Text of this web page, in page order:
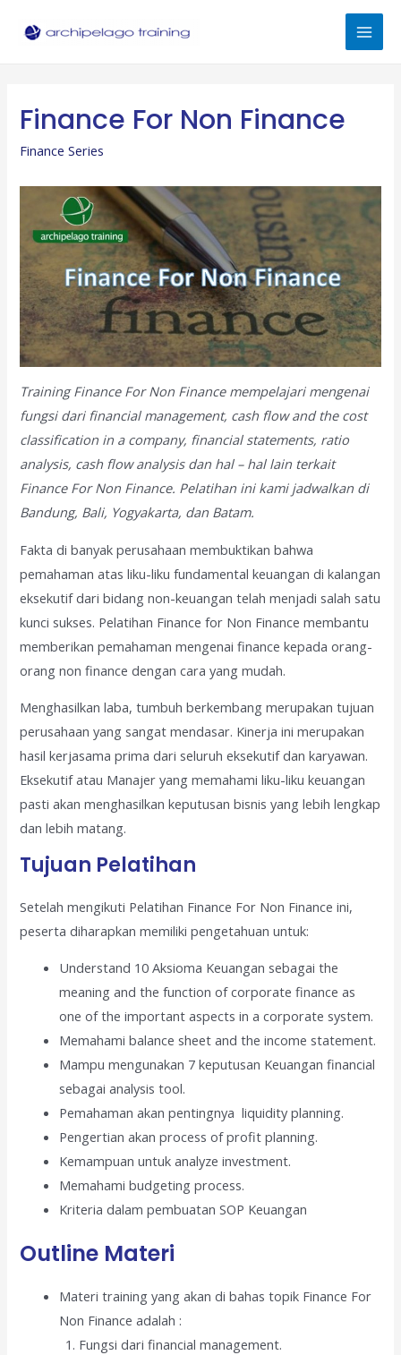
Finance For Non Finance
Finance Series
Training Finance For Non Finance mempelajari mengenai
fungsi dari financial management, cash flow and the cost
classification in a company, financial statements, ratio
analysis, cash flow analysis dan hal – hal lain terkait
Finance For Non Finance. Pelatihan ini kami jadwalkan di
Bandung, Bali, Yogyakarta, dan Batam.
Fakta di banyak perusahaan membuktikan bahwa
pemahaman atas liku-liku fundamental keuangan di kalangan
eksekutif dari bidang non-keuangan telah menjadi salah satu
kunci sukses. Pelatihan Finance for Non Finance membantu
memberikan pemahaman mengenai finance kepada orang-
orang non finance dengan cara yang mudah.
Menghasilkan laba, tumbuh berkembang merupakan tujuan
perusahaan yang sangat mendasar. Kinerja ini merupakan
hasil kerjasama prima dari seluruh eksekutif dan karyawan.
Eksekutif atau Manajer yang memahami liku-liku keuangan
pasti akan menghasilkan keputusan bisnis yang lebih lengkap
dan lebih matang.
Tujuan Pelatihan
Setelah mengikuti Pelatihan Finance For Non Finance ini,
peserta diharapkan memiliki pengetahuan untuk:
Understand 10 Aksioma Keuangan sebagai the
meaning and the function of corporate finance as
one of the important aspects in a corporate system.
Memahami balance sheet and the income statement.
Mampu mengunakan 7 keputusan Keuangan financial
sebagai analysis tool.
Pemahaman akan pentingnya liquidity planning.
Pengertian akan process of profit planning.
Kemampuan untuk analyze investment.
Memahami budgeting process.
Kriteria dalam pembuatan SOP Keuangan
Outline Materi
Materi training yang akan di bahas topik Finance For
Non Finance adalah :
Fungsi dari financial management.